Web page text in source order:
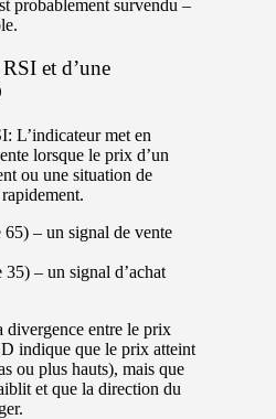
probablement survendu –
et d’une
: L’indicateur met en
lorsque le prix d’un
ou une situation de
65) – un signal de vente
35) – un signal d’achat
divergence entre le prix
indique que le prix atteint
ou plus hauts), mais que
et que la direction du